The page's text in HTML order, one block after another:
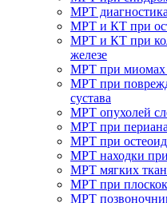
МРТ
МРТ и КТ при
МРТ и КТ при
железе
МРТ при миомах
МРТ при
сустава
МРТ опухолей
МРТ при
МРТ при
МРТ находки
МРТ мягких
МРТ при
МРТ